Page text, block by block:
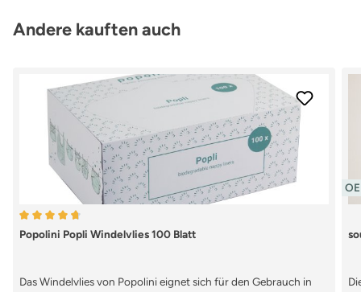
Produktgalerie überspringen
Andere kauften auch
Durchschnittliche Bewertung von 4.67 von 5 Sternen
Popolini Popli Windelvlies 100 Blatt
Das Windelvlies von Popolini eignet sich für den Gebrauch in